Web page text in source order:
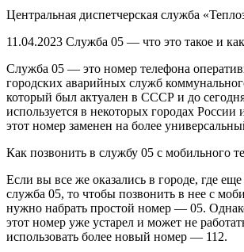
Центральная диспетчерская служба
11.04.2023 Служба 05 — что это такое и
Служба 05 — это номер телефона
городских аварийных служб
который был актуален в СССР и до
используется в некоторых городах
этот номер заменен на более
Как позвонить в службу 05 с мобильного
Если вы все же оказались в городе, где еще
служба 05, то чтобы позвонить в нее с
нужно набрать простой номер — 05.
этот номер уже устарел и может не
использовать более новый номер — 112.